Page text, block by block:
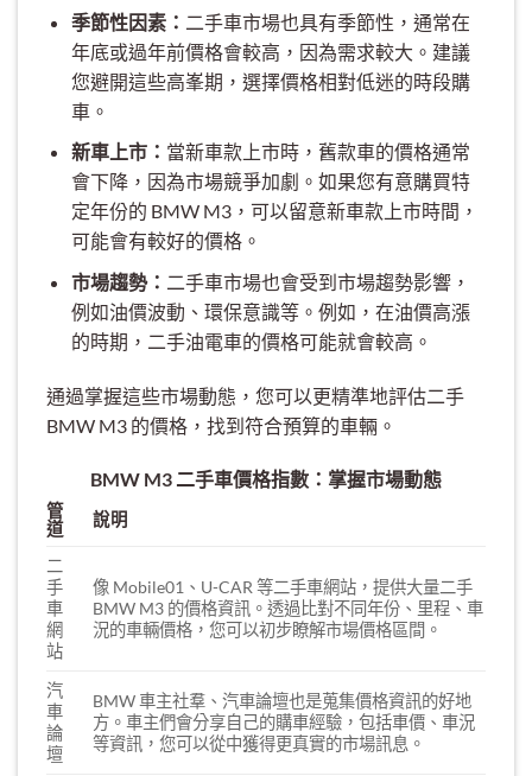
季節性因素： 二手車市場也具有季節性，通常在
年底或過年前價格會較高，因為需求較大。建議
您避開這些高峯期，選擇價格相對低迷的時段購
車。
新車上市： 當新車款上市時，舊款車的價格通常
會下降，因為市場競爭加劇。如果您有意購買特
定年份的 BMW M3，可以留意新車款上市時間，
可能會有較好的價格。
市場趨勢： 二手車市場也會受到市場趨勢影響，
例如油價波動、環保意識等。例如，在油價高漲
的時期，二手油電車的價格可能就會較高。
通過掌握這些市場動態，您可以更精準地評估二手
BMW M3 的價格，找到符合預算的車輛。
BMW M3 二手車價格指數：掌握市場動態
管
道
說明
二
手
車
網
站
像 Mobile01、U-CAR 等二手車網站，提供大量二手
BMW M3 的價格資訊。透過比對不同年份、里程、車
況的車輛價格，您可以初步瞭解市場價格區間。
汽
車
論
壇
BMW 車主社羣、汽車論壇也是蒐集價格資訊的好地
方。車主們會分享自己的購車經驗，包括車價、車況
等資訊，您可以從中獲得更真實的市場訊息。